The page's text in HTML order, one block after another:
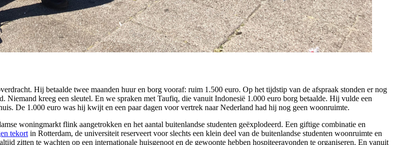
Hij betaalde twee maanden huur en borg vooraf: ruim 1.500 euro. Op het tijdstip van de afspraak stonden er nog
Niemand kreeg een sleutel. En we spraken met Taufiq, die vanuit Indonesië 1.000 euro borg betaalde. Hij vulde een
De 1.000 euro was hij kwijt en een paar dagen voor vertrek naar Nederland had hij nog geen woonruimte.
woningmarkt flink aangetrokken en het aantal buitenlandse studenten geëxplodeerd. Een giftige combinatie en
tekort in Rotterdam, de universiteit reserveert voor slechts een klein deel van de buitenlandse studenten woonruimte en
zitten te wachten op een internationale huisgenoot en de gewoonte hebben hospiteeravonden te organiseren. En vanuit